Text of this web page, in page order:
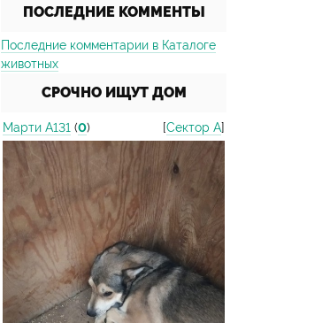
ПОСЛЕДНИЕ КОММЕНТЫ
Последние комментарии в Каталоге
животных
СРОЧНО ИЩУТ ДОМ
Марти А131 (0) [Сектор А]